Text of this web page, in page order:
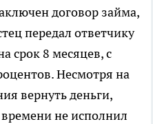
договор займа,
передал ответчику
срок 8 месяцев, с
Несмотря на
вернуть деньги,
не исполнил